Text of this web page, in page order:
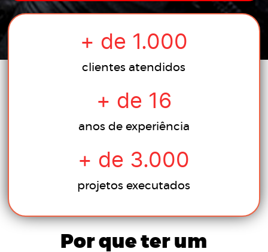
+ de 1.000
clientes atendidos
+ de 16
anos de experiência
+ de 3.000
projetos executados
Por que ter um